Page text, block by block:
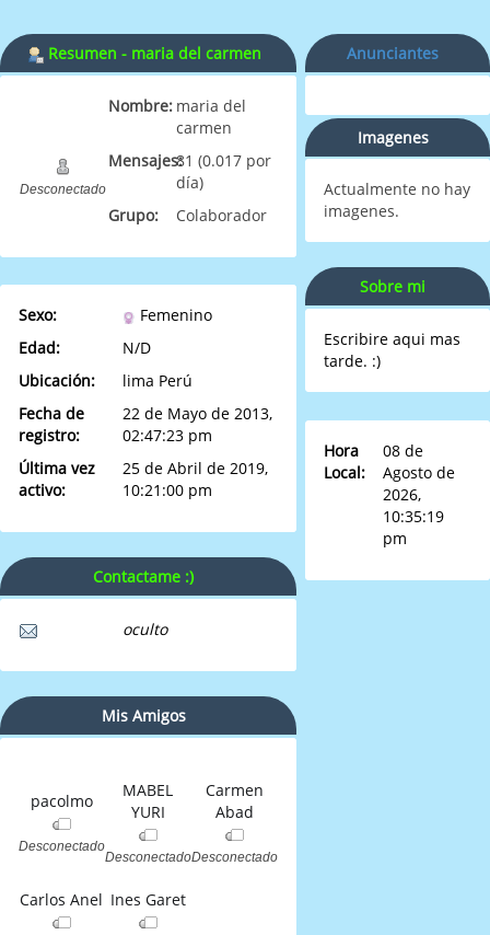
Resumen - maria del carmen
Desconectado
Nombre: maria del
carmen
Mensajes:81 (0.017 por
día)
Grupo:
Colaborador
Sexo:
Femenino
Edad:
N/D
Ubicación:
lima Perú
Fecha de
registro:
22 de Mayo de 2013,
02:47:23 pm
Última vez
activo:
25 de Abril de 2019,
10:21:00 pm
Contactame :)
oculto
Mis Amigos
pacolmo
Desconectado
MABEL
YURI
Desconectado
Carmen
Abad
Desconectado
Carlos Anel Ines Garet
Anunciantes
Imagenes
Actualmente no hay
imagenes.
Sobre mi
Escribire aqui mas
tarde. :)
Hora
Local:
08 de
Agosto de
2026,
10:35:19
pm